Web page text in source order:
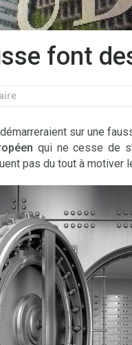
font
sur une
qui ne cesse de
pas du tout à motiver